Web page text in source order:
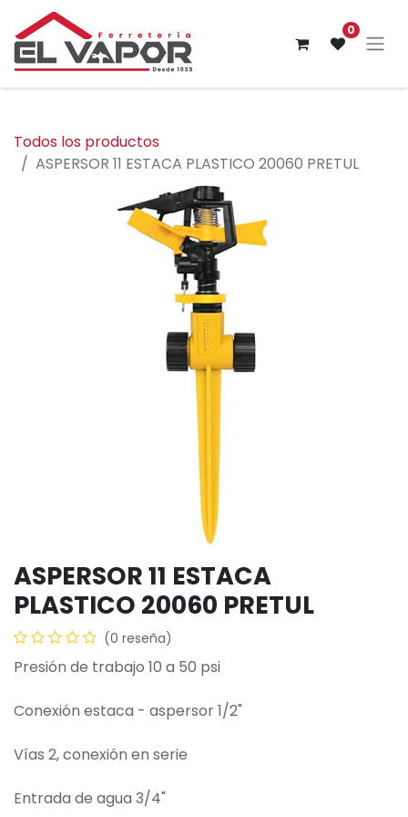
0
Todos los productos
ASPERSOR 11 ESTACA PLASTICO 20060 PRETUL
ASPERSOR 11 ESTACA
PLASTICO 20060 PRETUL
(0 reseña)
Presión de trabajo 10 a 50 psi
Conexión estaca - aspersor 1/2"
Vías 2, conexión en serie
Entrada de agua 3/4"